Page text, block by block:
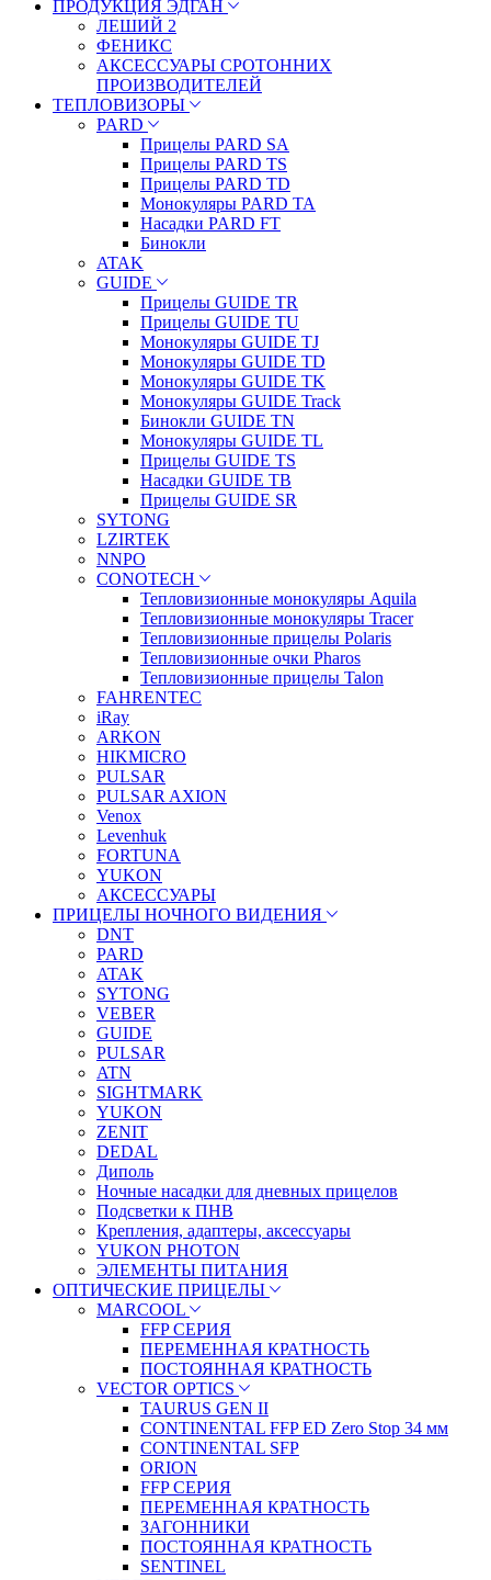
ПРОДУКЦИЯ ЭДГАН
ЛЕШИЙ 2
ФЕНИКС
АКСЕССУАРЫ СРОТОННИХ
ПРОИЗВОДИТЕЛЕЙ
ТЕПЛОВИЗОРЫ
PARD
Прицелы PARD SA
Прицелы PARD TS
Прицелы PARD TD
Монокуляры PARD TA
Насадки PARD FT
Бинокли
ATAK
GUIDE
Прицелы GUIDE TR
Прицелы GUIDE TU
Монокуляры GUIDE TJ
Монокуляры GUIDE TD
Монокуляры GUIDE TK
Монокуляры GUIDE Track
Бинокли GUIDE TN
Монокуляры GUIDE TL
Прицелы GUIDE TS
Насадки GUIDE TB
Прицелы GUIDE SR
SYTONG
LZIRTEK
NNPO
CONOTECH
Тепловизионные монокуляры Aquila
Тепловизионные монокуляры Tracer
Тепловизионные прицелы Polaris
Тепловизионные очки Pharos
Тепловизионные прицелы Talon
FAHRENTEC
iRay
ARKON
HIKMICRO
PULSAR
PULSAR AXION
Venox
Levenhuk
FORTUNA
YUKON
АКСЕССУАРЫ
ПРИЦЕЛЫ НОЧНОГО ВИДЕНИЯ
DNT
PARD
ATAK
SYTONG
VEBER
GUIDE
PULSAR
ATN
SIGHTMARK
YUKON
ZENIT
DEDAL
Диполь
Ночные насадки для дневных прицелов
Подсветки к ПНВ
Крепления, адаптеры, аксессуары
YUKON PHOTON
ЭЛЕМЕНТЫ ПИТАНИЯ
ОПТИЧЕСКИЕ ПРИЦЕЛЫ
MARCOOL
FFP СЕРИЯ
ПЕРЕМЕННАЯ КРАТНОСТЬ
ПОСТОЯННАЯ КРАТНОСТЬ
VECTOR OPTICS
TAURUS GEN II
CONTINENTAL FFP ED Zero Stop 34 мм
CONTINENTAL SFP
ORION
FFP СЕРИЯ
ПЕРЕМЕННАЯ КРАТНОСТЬ
ЗАГОННИКИ
ПОСТОЯННАЯ КРАТНОСТЬ
SENTINEL